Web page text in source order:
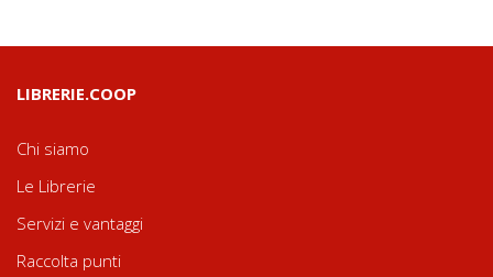
LIBRERIE.COOP
Chi siamo
Le Librerie
Servizi e vantaggi
Raccolta punti